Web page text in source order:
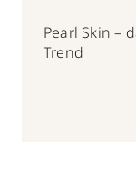
Pearl Skin –
Trend